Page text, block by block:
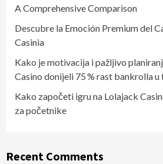
A Comprehensive Comparison
Descubre la Emoción Premium del
Casinia
Kako je motivacija i pažljivo
Casino donijeli 75 % rast bankrolla u
Kako započeti igru na Lolajack
za početnike
Recent Comments